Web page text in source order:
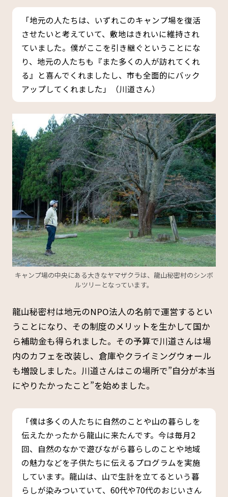
「地元の人たちは、いずれこのキャンプ場を復活
させたいと考えていて、敷地はきれいに維持され
ていました。僕がここを引き継ぐということにな
り、地元の人たちも『また多くの人が訪れてくれ
る』と喜んでくれましたし、市も全面的にバック
アップしてくれました」（川道さん）
キャンプ場の中央にある大きなヤマザクラは、龍山秘密村のシンボ
ルツリーとなっています。
龍山秘密村は地元のNPO法人の名前で運営するとい
うことになり、その制度のメリットを生かして国か
ら補助金も得られました。その予算で川道さんは場
内のカフェを改装し、倉庫やクライミングウォール
も増設しました。川道さんはこの場所で”自分が本当
にやりたかったこと”を始めました。
「僕は多くの人たちに自然のことや山の暮らしを
伝えたかったから龍山に来たんです。今は毎月2
回、自然のなかで遊びながら暮らしのことや地域
の魅力などを子供たちに伝えるプログラムを実施
しています。龍山は、山で生計を立てるという暮
らしが染みついていて、60代や70代のおじいさん